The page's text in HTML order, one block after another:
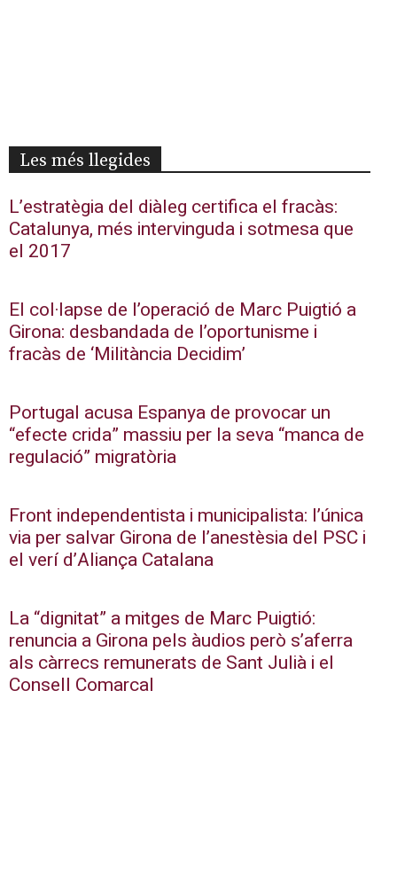
Les més llegides
L’estratègia del diàleg certifica el fracàs:
Catalunya, més intervinguda i sotmesa que
el 2017
El col·lapse de l’operació de Marc Puigtió a
Girona: desbandada de l’oportunisme i
fracàs de ‘Militància Decidim’
Portugal acusa Espanya de provocar un
“efecte crida” massiu per la seva “manca de
regulació” migratòria
Front independentista i municipalista: l’única
via per salvar Girona de l’anestèsia del PSC i
el verí d’Aliança Catalana
La “dignitat” a mitges de Marc Puigtió:
renuncia a Girona pels àudios però s’aferra
als càrrecs remunerats de Sant Julià i el
Consell Comarcal